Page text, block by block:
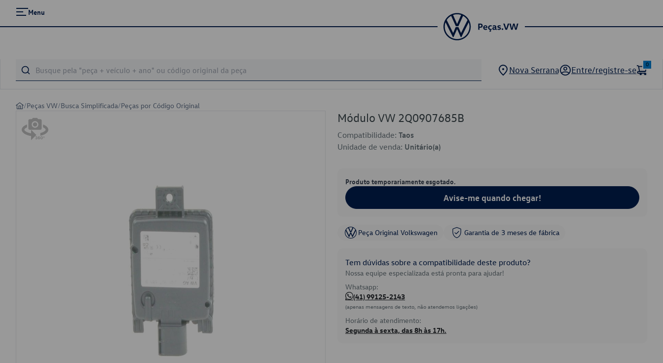
Menu
Nova Serrana Entre/registre-se
0
/Peças VW/Busca Simplificada/Peças por Código Original
Módulo VW 2Q0907685B
Compatibilidade: Taos
Unidade de venda: Unitário(a)
Produto temporariamente esgotado.
Avise-me quando chegar!
Peça Original Volkswagen Garantia de 3 meses de fábrica
Tem dúvidas sobre a compatibilidade deste produto?
Nossa equipe especializada está pronta para ajudar!
Whatsapp:
(41) 99125-2143
(apenas mensagens de texto, não atendemos ligações)
Horário de atendimento:
Segunda à sexta, das 8h às 17h.